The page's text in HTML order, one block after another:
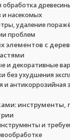
обработка
и насекомых
удаление
проблем
элементов с
и декоративные
без ухудшения
и антикоррозийная
инструменты,
и